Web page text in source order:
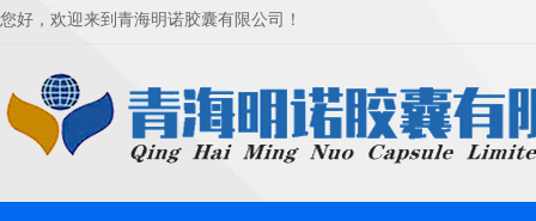
您好，欢迎来到青海明诺胶囊有限公司！